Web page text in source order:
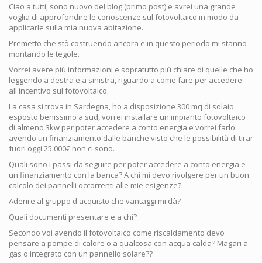
Ciao a tutti, sono nuovo del blog (primo post) e avrei una grande
voglia di approfondire le conoscenze sul fotovoltaico in modo da
applicarle sulla mia nuova abitazione.
Premetto che stò costruendo ancora e in questo periodo mi stanno
montando le tegole.
Vorrei avere più informazioni e sopratutto più chiare di quelle che ho
leggendo a destra e a sinistra, riguardo a come fare per accedere
all'incentivo sul fotovoltaico.
La casa si trova in Sardegna, ho a disposizione 300 mq di solaio
esposto benissimo a sud, vorrei installare un impianto fotovoltaico
di almeno 3kw per poter accedere a conto energia e vorrei farlo
avendo un finanziamento dalle banche visto che le possibilità di tirar
fuori oggi 25.000€ non ci sono.
Quali sono i passi da seguire per poter accedere a conto energia e
un finanziamento con la banca? A chi mi devo rivolgere per un buon
calcolo dei pannelli occorrenti alle mie esigenze?
Aderire al gruppo d'acquisto che vantaggi mi dà?
Quali documenti presentare e a chi?
Secondo voi avendo il fotovoltaico come riscaldamento devo
pensare a pompe di calore o a qualcosa con acqua calda? Magari a
gas o integrato con un pannello solare??